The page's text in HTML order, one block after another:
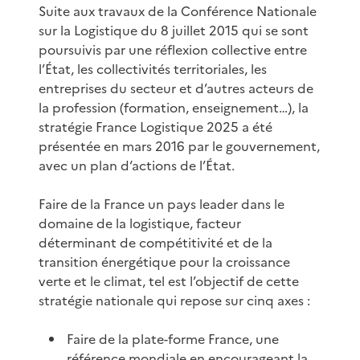
Suite aux travaux de la Conférence Nationale
sur la Logistique du 8 juillet 2015 qui se sont
poursuivis par une réflexion collective entre
l’État, les collectivités territoriales, les
entreprises du secteur et d’autres acteurs de
la profession (formation, enseignement…), la
stratégie France Logistique 2025 a été
présentée en mars 2016 par le gouvernement,
avec un plan d‘actions de l’État.
Faire de la France un pays leader dans le
domaine de la logistique, facteur
déterminant de compétitivité et de la
transition énergétique pour la croissance
verte et le climat, tel est l’objectif de cette
stratégie nationale qui repose sur cinq axes :
Faire de la plate-forme France, une